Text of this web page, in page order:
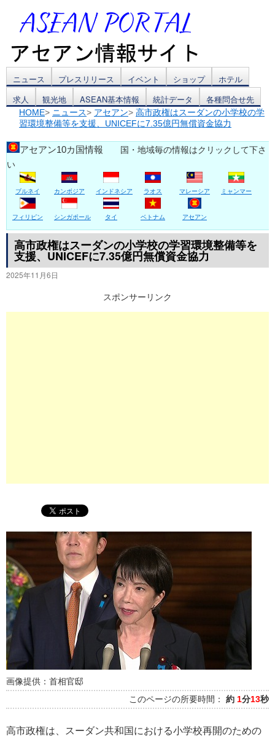
コ
ン
テ
ン
ツ
へ
ス
キ
ッ
ニュース プレスリリース イベント ショップ
ホテル
求人
観光地 ASEAN基本情報 統計データ 各種問合せ先
HOME> ニュース> アセアン> 高市政権はスーダンの小学校の学
習環境整備等を支援、UNICEFに7.35億円無償資金協力
アセアン10カ国情報 国・地域毎の情報はクリックして下さ
い
ブルネイ カンボジア インドネシア ラオス マレーシア ミャンマー
フィリピン シンガポール タイ ベトナム アセアン
高市政権はスーダンの小学校の学習環境整備等を
支援、UNICEFに7.35億円無償資金協力
2025年11月6日
スポンサーリンク
画像提供：首相官邸
このページの所要時間： 約 1分13秒
高市政権は、スーダン共和国における小学校再開のための